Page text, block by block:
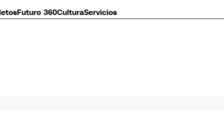
Futuro 360CulturaServicios